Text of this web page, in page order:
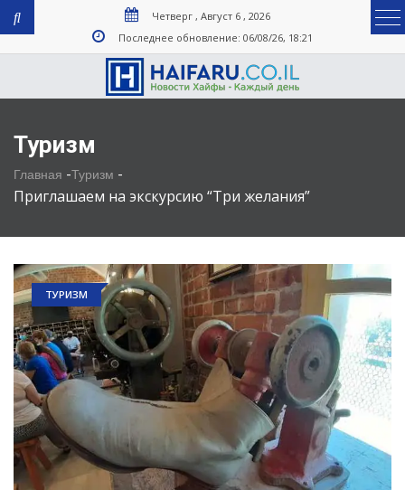
Четверг , Август 6 , 2026
Последнее обновление: 06/08/26, 18:21
Туризм
Главная -Туризм -
Приглашаем на экскурсию “Три желания”
ТУРИЗМ